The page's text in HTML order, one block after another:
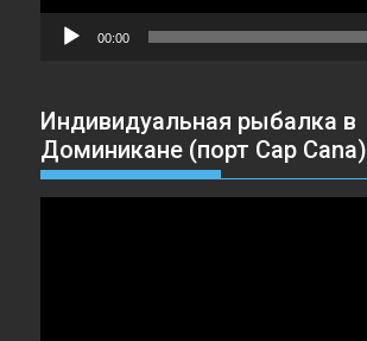
00:00
Индивидуальная рыбалка в
Доминикане (порт Cap Cana)